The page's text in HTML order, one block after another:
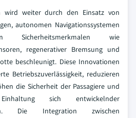
wird weiter durch den Einsatz von
autonomen Navigationssystemen
Sicherheitsmerkmalen wie
regenerativer Bremsung und
beschleunigt. Diese Innovationen
Betriebszuverlässigkeit, reduzieren
die Sicherheit der Passagiere und
sich entwickelnder
Die Integration zwischen